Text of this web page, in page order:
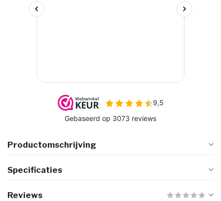
Productomschrijving
Specificaties
Reviews